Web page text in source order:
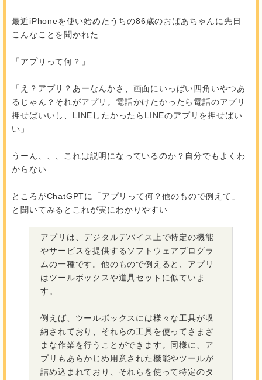
最近iPhoneを使い始めたうちの86歳のおばあちゃんに先日
こんなことを聞かれた
「アプリって何？」
「え？アプリ？あーなんかさ、画面にいっぱい四角いやつあ
るじゃん？それがアプリ。電話かけたかったら電話のアプリ
押せばいいし、LINEしたかったらLINEのアプリを押せばい
い」
うーん、、、これは説明になっているのか？自分でもよくわ
からない
ところがChatGPTに「アプリって何？他のもので例えて」
と聞いてみるとこれが実にわかりやすい
アプリは、デジタルデバイス上で特定の機能
やサービスを提供するソフトウェアプログラ
ムの一種です。他のもので例えると、アプリ
はツールボックスや道具セットに似ていま
す。
例えば、ツールボックスには様々な工具が収
納されており、それらの工具を使ってさまざ
まな作業を行うことができます。同様に、ア
プリもあらかじめ用意された機能やツールが
詰め込まれており、それらを使って特定のタ